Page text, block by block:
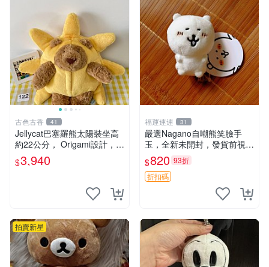
古色古香 41
Jellycat巴塞羅熊太陽裝坐高
約22公分， Origami設計，來
自越南。嚴選 Recommendat
ion！巴塞羅、 Origami熊、J
$3,940
福運連連 31
嚴選Nagano自嘲熊笑臉手
玉，全新未開封，發貨前視頻
確認，海南 廣西 貴州 嚴選N
agano自嘲熊笑臉手玉，全新
未開封，發貨前視頻確認，四
$820 93折
折扣碼
拍賣新星